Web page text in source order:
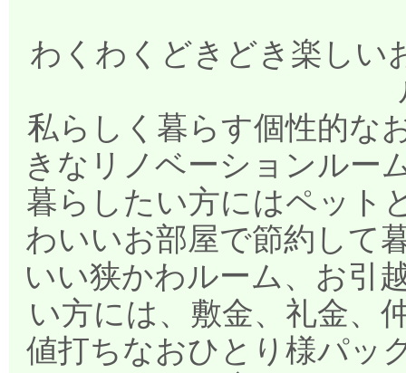
わくわくどきどき楽し
私らしく暮らす個性的な
きなリノベーションルー
暮らしたい方にはペット
わいいお部屋で節約して
いい狭かわルーム、お引
い方には、敷金、礼金、
値打ちなおひとり様パッ